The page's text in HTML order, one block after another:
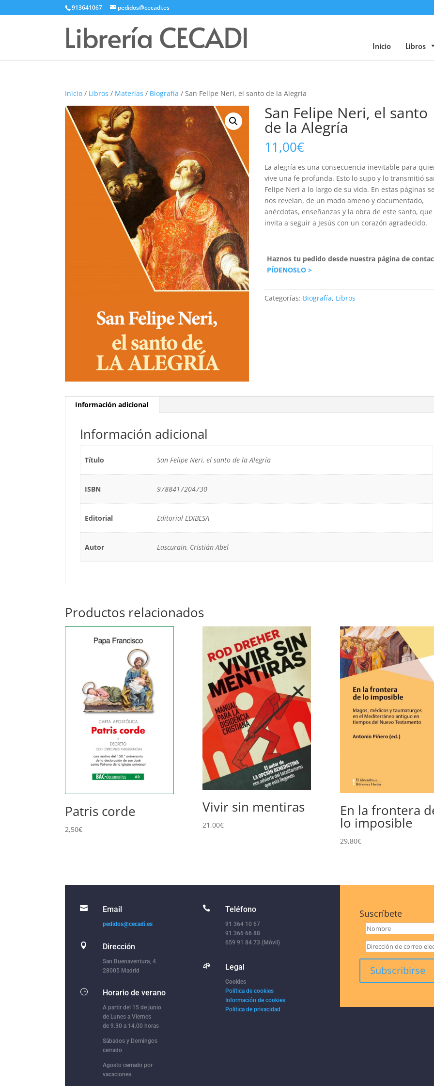
913641067 pedidos@cecadi.es
Inicio Libros
Búsqueda
Inicio / Libros / Materias / Biografía / San Felipe Neri, el santo de la Alegría
San Felipe Neri, el santo
de la Alegría
11,00€
La alegría es una consecuencia inevitable para
vive una fe profunda. Esto lo supo y lo transmitió
Felipe Neri a lo largo de su vida. En estas páginas
nos revelan, de un modo ameno y documentado,
anécdotas, enseñanzas y la obra de este santo,
invita a seguir a Jesús con un corazón agradecido.
Haznos tu pedido desde nuestra página de
PÍDENOSLO >
Categorías: Biografía, Libros
Información adicional
Información adicional
Título San Felipe Neri, el santo de la Alegría
ISBN 9788417204730
Editorial Editorial EDIBESA
Autor Lascurain, Cristián Abel
Productos relacionados
Patris corde
2,50€
Vivir sin mentiras
21,00€
En la frontera
lo imposible
29,80€
 Email
pedidos@cecadi.es
 Dirección
San Buenaventura, 4
28005 Madrid
} Horario de verano
A partir del 15 de junio
de Lunes a Viernes
de 9.30 a 14.00 horas
Sábados y Domingos
cerrado
Agosto cerrado por
vacaciones.
 Teléfono
91 364 10 67
91 366 66 88
659 91 84 73 (Móvil)
 Legal
Cookies
Política de cookies
Información de cookies
Política de privacidad
Suscríbete